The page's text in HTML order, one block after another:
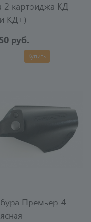
2 картриджа КД
КД+)
руб.
Купить
Премьер-4